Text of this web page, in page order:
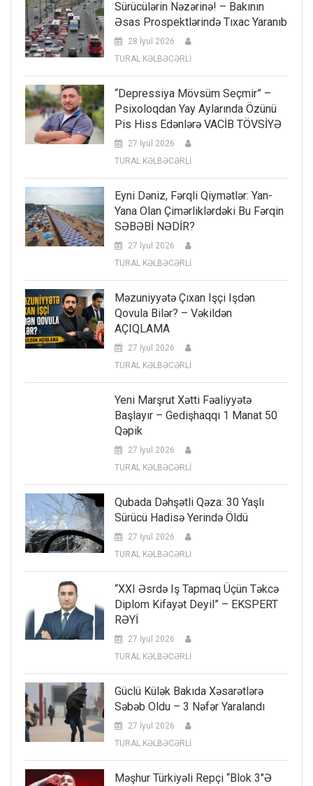
Sürücülərin Nəzərinə! – Bakının
Əsas Prospektlərində Tıxac Yaranıb
28 İyul 2026
TURAL KƏLBƏCƏRLİ
“Depressiya Mövsüm Seçmir” –
Psixoloqdan Yay Aylarında Özünü
Pis Hiss Edənlərə VACİB TÖVSİYƏ
27 İyul 2026
TURAL KƏLBƏCƏRLİ
Eyni Dəniz, Fərqli Qiymətlər: Yan-
Yana Olan Çimərliklərdəki Bu Fərqin
SƏBƏBİ NƏDİR?
27 İyul 2026
TURAL KƏLBƏCƏRLİ
Məzuniyyətə Çıxan Işçi Işdən
Qovula Bilər? – Vəkildən
AÇIQLAMA
27 İyul 2026
TURAL KƏLBƏCƏRLİ
Yeni Marşrut Xətti Fəaliyyətə
Başlayır – Gedişhaqqı 1 Manat 50
Qəpik
27 İyul 2026
TURAL KƏLBƏCƏRLİ
Qubada Dəhşətli Qəza: 30 Yaşlı
Sürücü Hadisə Yerində Öldü
27 İyul 2026
TURAL KƏLBƏCƏRLİ
“XXI Əsrdə Iş Tapmaq Üçün Təkcə
Diplom Kifayət Deyil” – EKSPERT
RƏYİ
27 İyul 2026
TURAL KƏLBƏCƏRLİ
Güclü Külək Bakıda Xəsarətlərə
Səbəb Oldu – 3 Nəfər Yaralandı
27 İyul 2026
TURAL KƏLBƏCƏRLİ
Məşhur Türkiyəli Repçi “Blok 3″ə